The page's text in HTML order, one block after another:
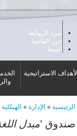
سرد الروابط
حرر القائمة
اضبط
الأهداف الاستراتيجية
أنت هنا
الرئيسية » الإدارة » الهيكلية
صندوق 'مبدل